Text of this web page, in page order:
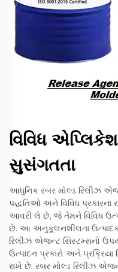
વિવિધ
સુસંગતતા
આધુનિક રબર મોલ્ડ રિલીઝ
પદ્ધતિઓ અને વિવિધ
આવરી લે છે, જે તેમને વિવિધ
છે. આ અનુકૂલનશીલતા
રિલીઝ એજન્ટ સિસ્ટમ્સનો
ઉત્પાદન પ્રકારો અને પ્રક્રિયા
રાખે છે. રબર મોલ્ડ રિલીઝ